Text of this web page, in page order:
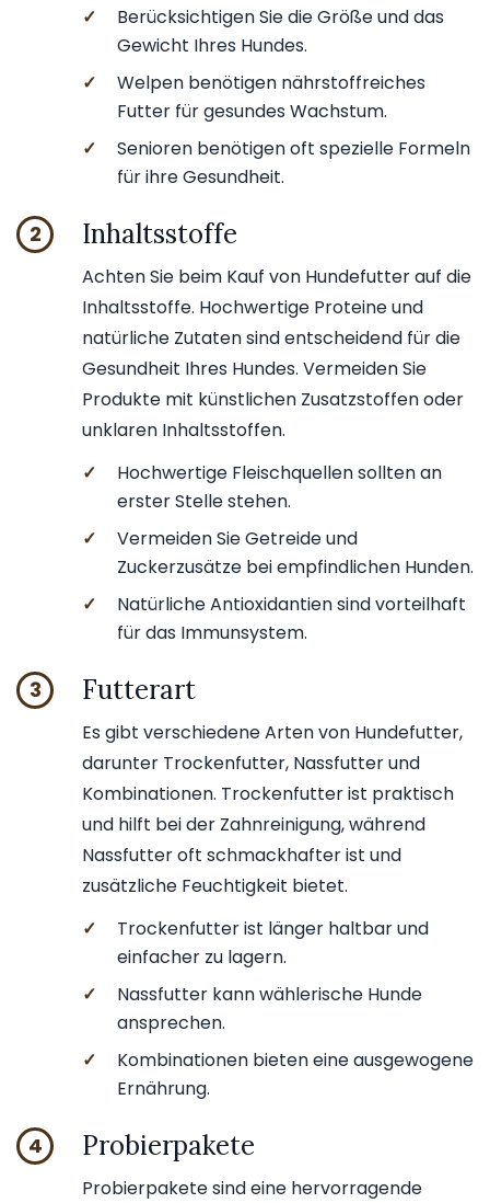
✓
Berücksichtigen Sie die Größe und das
Gewicht Ihres Hundes.
✓
Welpen benötigen nährstoffreiches
Futter für gesundes Wachstum.
✓
Senioren benötigen oft spezielle Formeln
für ihre Gesundheit.
2 Inhaltsstoffe
Achten Sie beim Kauf von Hundefutter auf die
Inhaltsstoffe. Hochwertige Proteine und
natürliche Zutaten sind entscheidend für die
Gesundheit Ihres Hundes. Vermeiden Sie
Produkte mit künstlichen Zusatzstoffen oder
unklaren Inhaltsstoffen.
✓
Hochwertige Fleischquellen sollten an
erster Stelle stehen.
✓
Vermeiden Sie Getreide und
Zuckerzusätze bei empfindlichen Hunden.
✓
Natürliche Antioxidantien sind vorteilhaft
für das Immunsystem.
3 Futterart
Es gibt verschiedene Arten von Hundefutter,
darunter Trockenfutter, Nassfutter und
Kombinationen. Trockenfutter ist praktisch
und hilft bei der Zahnreinigung, während
Nassfutter oft schmackhafter ist und
zusätzliche Feuchtigkeit bietet.
✓
Trockenfutter ist länger haltbar und
einfacher zu lagern.
✓
Nassfutter kann wählerische Hunde
ansprechen.
✓
Kombinationen bieten eine ausgewogene
Ernährung.
4 Probierpakete
Probierpakete sind eine hervorragende